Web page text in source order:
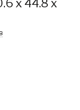
x 44.8 x